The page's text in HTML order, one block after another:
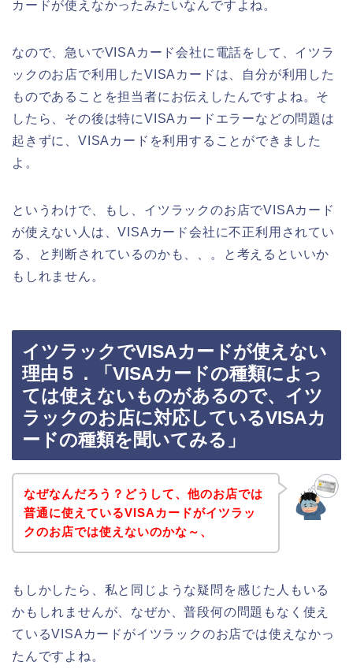
カードが使えなかったみたいなんですよね。
なので、急いでVISAカード会社に電話をして、イツラ
ックのお店で利用したVISAカードは、自分が利用した
ものであることを担当者にお伝えしたんですよね。そ
したら、その後は特にVISAカードエラーなどの問題は
起きずに、VISAカードを利用することができました
よ。
というわけで、もし、イツラックのお店でVISAカード
が使えない人は、VISAカード会社に不正利用されてい
る、と判断されているのかも、、。と考えるといいか
もしれません。
イツラックでVISAカードが使えない
理由５．「VISAカードの種類によっ
ては使えないものがあるので、イツ
ラックのお店に対応しているVISAカ
ードの種類を聞いてみる」
なぜなんだろう？どうして、他のお店では
普通に使えているVISAカードがイツラッ
クのお店では使えないのかな～、
もしかしたら、私と同じような疑問を感じた人もいる
かもしれませんが、なぜか、普段何の問題もなく使え
ているVISAカードがイツラックのお店では使えなかっ
たんですよね。